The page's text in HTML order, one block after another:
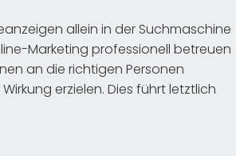
allein in der Suchmaschine
Marketing professionell betreuen
an die richtigen Personen
erzielen. Dies führt letztlich